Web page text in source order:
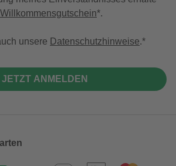
*.
unsere Datenschutzhinweise.
JETZT ANMELDEN